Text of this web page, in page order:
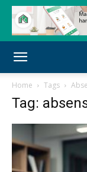
Home Tags
Tag: